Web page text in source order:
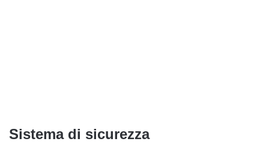
Sistema di sicurezza